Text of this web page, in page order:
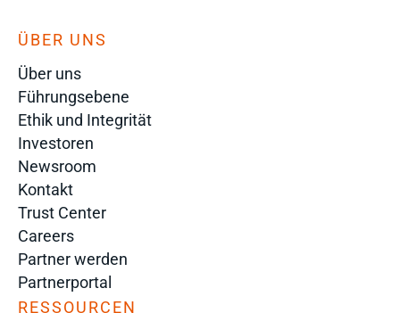
ÜBER UNS
Über uns
Führungsebene
Ethik und Integrität
Investoren
Newsroom
Kontakt
Trust Center
Careers
Partner werden
Partnerportal
RESSOURCEN